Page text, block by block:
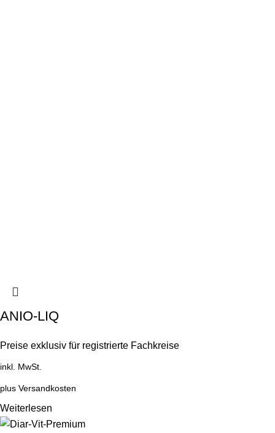
ANIO-LIQ
Preise exklusiv für registrierte Fachkreise
inkl. MwSt.
plus Versandkosten
Weiterlesen